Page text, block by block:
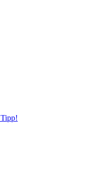
Tipp!